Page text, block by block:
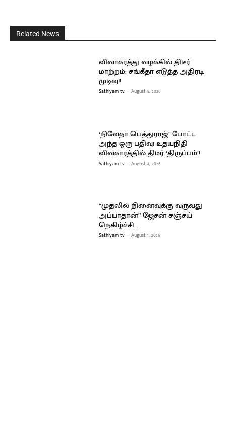
Related News
விவாகரத்து வழக்கில் திடீர்
மாற்றம்: சங்கீதா எடுத்த அதிரடி
முடிவு!!
Sathiyam tv - August 8, 2026
‘நிவேதா பெத்துராஜ்’ போட்ட
அந்த ஒரு பதிவு! உதயநிதி
விவகாரத்தில் திடீர் ‘திருப்பம்’!
Sathiyam tv - August 4, 2026
“முதலில் நினைவுக்கு வருவது
அப்பாதான்” ஜேசன் சஞ்சய்
நெகிழ்ச்சி…
Sathiyam tv - August 1, 2026